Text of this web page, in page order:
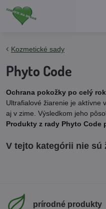
Kozmetické sady
Phyto Code
Ochrana pokožky po celý
Ultrafialové žiarenie je aktívne
aj v zime. Výsledkom jeho
Produkty z rady Phyto Code
prírodné produkty